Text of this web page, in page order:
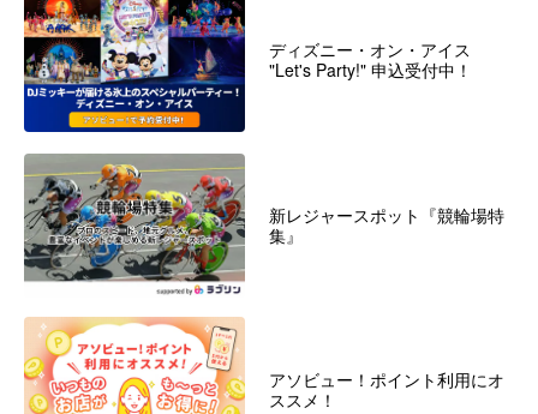
ディズニー・オン・アイス
"Let's Party!" 申込受付中！
新レジャースポット『競輪場特
集』
アソビュー！ポイント利用にオ
ススメ！